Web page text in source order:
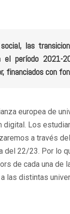
las
el período
financiados con
europea de
digital. Los
a través
del 22/23. Por lo
de cada una de
las distintas